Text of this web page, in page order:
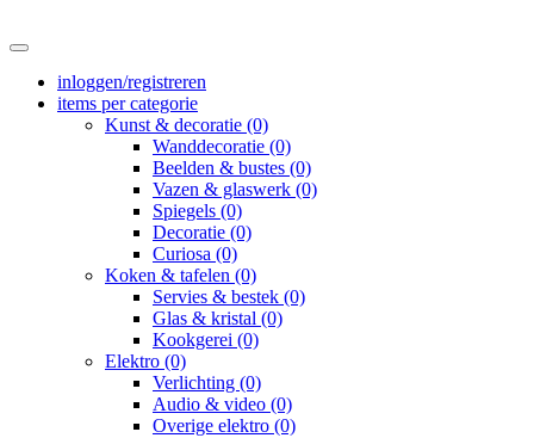
inloggen/registreren
items per categorie
Kunst & decoratie (0)
Wanddecoratie (0)
Beelden & bustes (0)
Vazen & glaswerk (0)
Spiegels (0)
Decoratie (0)
Curiosa (0)
Koken & tafelen (0)
Servies & bestek (0)
Glas & kristal (0)
Kookgerei (0)
Elektro (0)
Verlichting (0)
Audio & video (0)
Overige elektro (0)